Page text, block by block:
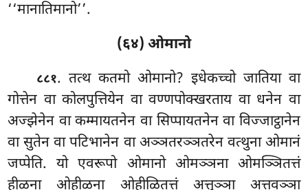
‘‘मानातिमानो’’.
(६४) ओमानो
८८१. तत्थ कतमो ओमानो? इधेकच्चो जातिया वा
गोत्तेन वा कोलपुत्तियेन वा वण्णपोक्खरताय वा धनेन वा
अज्झेनेन वा कम्मायतनेन वा सिप्पायतनेन वा विज्जाट्ठानेन
वा सुतेन वा पटिभानेन वा अञ्ञतरञ्ञतरेन वत्थुना ओमानं
जप्पेति. यो एवरूपो ओमानो ओमञ्ञना ओमञ्ञितत्तं
हीळना ओहीळना ओहीळितत्तं अत्तुञ्ञा अत्तवञ्ञा